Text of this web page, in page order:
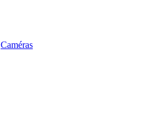
Caméras